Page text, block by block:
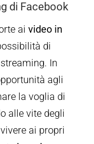
di Facebook
ai video in
di
In
agli
la voglia di
alle vite degli
ai propri